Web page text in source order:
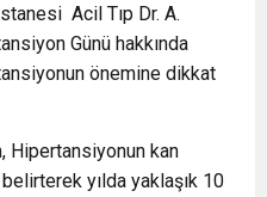
Acil Tıp Dr. A.
Günü hakkında
önemine dikkat
Hipertansiyonun kan
yılda yaklaşık 10